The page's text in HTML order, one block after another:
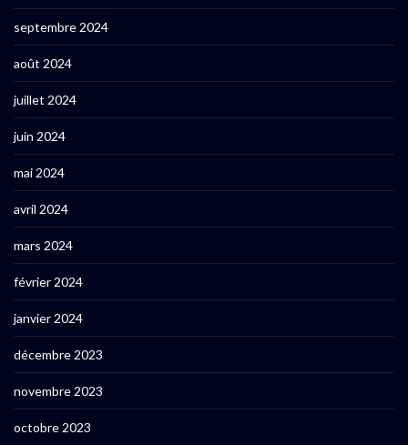
septembre 2024
août 2024
juillet 2024
juin 2024
mai 2024
avril 2024
mars 2024
février 2024
janvier 2024
décembre 2023
novembre 2023
octobre 2023